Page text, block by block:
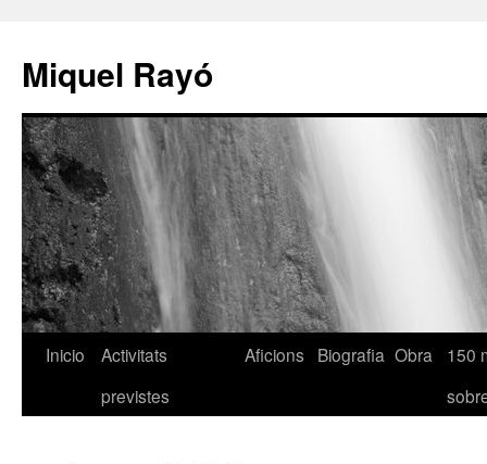
Miquel Rayó
Inicio
Activitats
previstes
Aficions Biografia Obra
150